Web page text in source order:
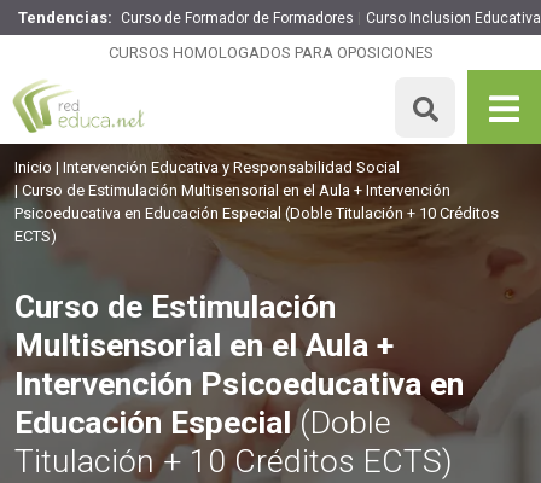
Tendencias: Curso de Formador de Formadores Curso Inclusion Educativa
CURSOS HOMOLOGADOS PARA OPOSICIONES
Curso de Estimulación Multisensorial en el Aula +
Intervención Psicoeducativa en Educación Especial
250 H
Inicio
Intervención Educativa y Responsabilidad Social
Curso de Estimulación Multisensorial en el Aula + Intervención
Psicoeducativa en Educación Especial (Doble Titulación + 10 Créditos
ECTS)
Curso de Estimulación
Multisensorial en el Aula +
Intervención Psicoeducativa en
Educación Especial(Doble
Titulación + 10 Créditos ECTS)